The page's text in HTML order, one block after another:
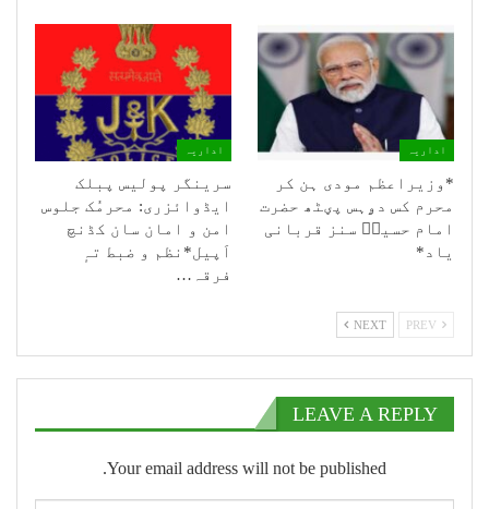
اداریہ
*وزیراعظم مودی ہن کر
محرم کس دۄہس پؠٹھ حضرت
امام حسینؑ سنز قربانی
یاد*
اداریہ
سرینگر پولیس پبلک
ایڈوائزری: محرمُک جلوس
امن و امان سان کڈنچ
اَپیل*نظم و ضبط تہٕ
فرقہ…
NEXT
LEAVE A REPLY
Your email address will not be published.